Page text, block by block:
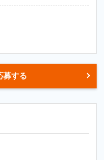
募する